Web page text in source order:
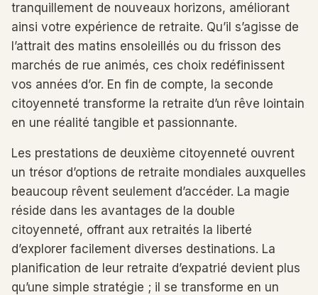
tranquillement de nouveaux horizons, améliorant
ainsi votre expérience de retraite. Qu’il s’agisse de
l’attrait des matins ensoleillés ou du frisson des
marchés de rue animés, ces choix redéfinissent
vos années d’or. En fin de compte, la seconde
citoyenneté transforme la retraite d’un rêve lointain
en une réalité tangible et passionnante.
Les prestations de deuxième citoyenneté ouvrent
un trésor d’options de retraite mondiales auxquelles
beaucoup rêvent seulement d’accéder. La magie
réside dans les avantages de la double
citoyenneté, offrant aux retraités la liberté
d’explorer facilement diverses destinations. La
planification de leur retraite d’expatrié devient plus
qu’une simple stratégie ; il se transforme en un